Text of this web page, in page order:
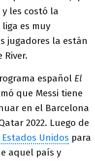
les costó la
es muy
jugadores la están
River.
español El
que Messi tiene
en el Barcelona
2022. Luego de
Unidos para
aquel país y